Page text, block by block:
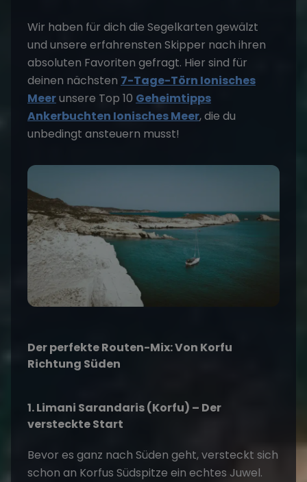
Wir haben für dich die Segelkarten gewälzt
und unsere erfahrensten Skipper nach ihren
absoluten Favoriten gefragt. Hier sind für
deinen nächsten 7-Tage-Törn Ionisches
Meerunsere Top 10 Geheimtipps
Ankerbuchten Ionisches Meer, die du
unbedingt ansteuern musst!
Der perfekte Routen-Mix: Von Korfu
Richtung Süden
1. Limani Sarandaris (Korfu) – Der
versteckte Start
Bevor es ganz nach Süden geht, versteckt sich
schon an Korfus Südspitze ein echtes Juwel.